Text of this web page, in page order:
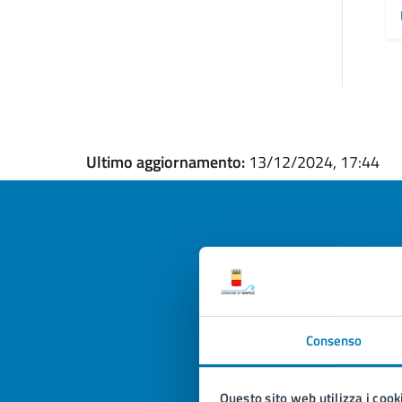
Consenso
Ultimo aggiornamento: 13/12/2024, 17:44
Valuta